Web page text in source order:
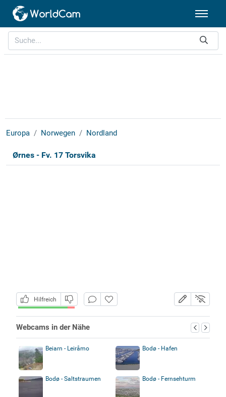
Europa Norwegen Nordland
Ørnes - Fv. 17 Torsvika
Hilfreich
Webcams in der Nähe
Beiarn - Leiråmo Bodø - Hafen
Bodø - Saltstraumen Bodø - Fernsehturm